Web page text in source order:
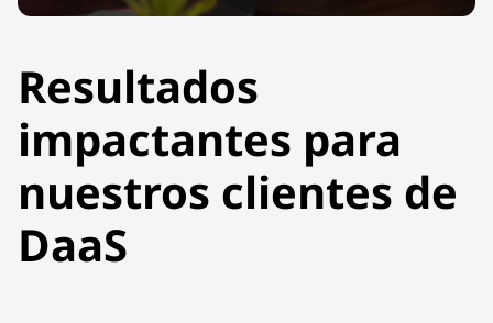
Resultados
impactantes para
nuestros clientes de
DaaS